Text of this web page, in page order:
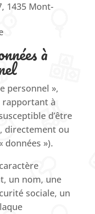
1435 Mont-
à
personnel »,
à
d’être
directement ou
données »).
un nom, une
sociale, un